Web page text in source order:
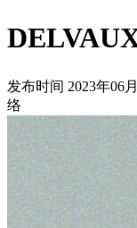
发布时间 2023年06
络